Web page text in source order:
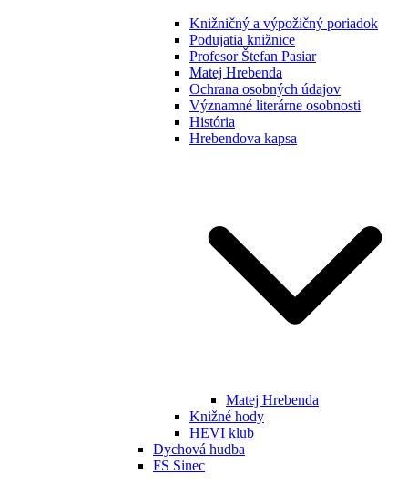
Knižničný a výpožičný poriadok
Podujatia knižnice
Profesor Štefan Pasiar
Matej Hrebenda
Ochrana osobných údajov
Významné literárne osobnosti
História
Hrebendova kapsa
Matej Hrebenda
Knižné hody
HEVI klub
Dychová hudba
FS Sinec